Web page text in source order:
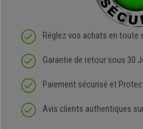
Réglez vos achats en toute
Garantie de retour sous 30
Paiement sécurisé et
Avis clients authentiques